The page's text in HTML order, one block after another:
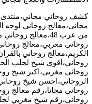
كشف روحاني مجاني،منتدى
مجانى،معالج روحاني لوجه
من عرب 48،معالج
روحاني مغربي،معالج
الكريم،معالج روحاني
روحاني،اقوى شيخ لجلب
روحاني مغربي،اكبر شيخ
الروحاني،احسن شيخ
روحاني مجانا،رقم معالج
روحاني،رقم شيخ مغربي